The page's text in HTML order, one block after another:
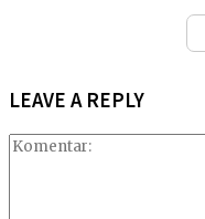
LEAVE A REPLY